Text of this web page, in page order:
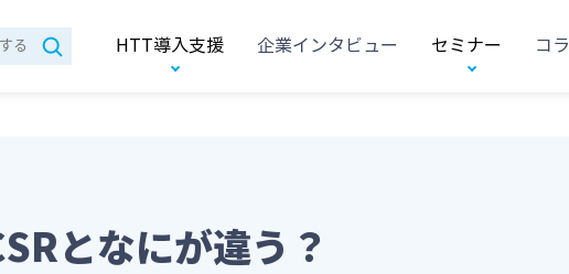
となにが違う？
HTT導入支援 企業インタビュー セミナー コ